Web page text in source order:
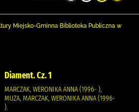
Miejsko-Gminna Biblioteka Publiczna w
Diament. Cz. 1
MARCZAK, WERONIKA ANNA (1996- ),
MUZA, MARCZAK, WERONIKA ANNA (1996-
).